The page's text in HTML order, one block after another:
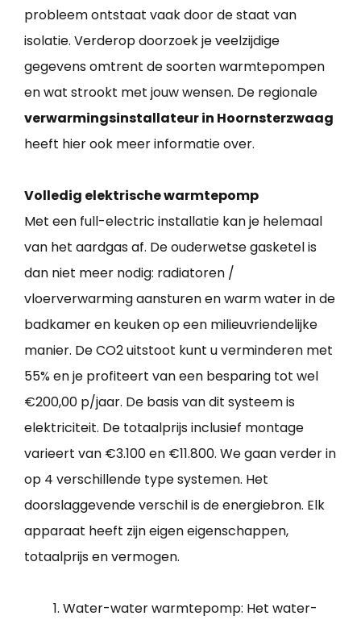
probleem ontstaat vaak door de staat van
isolatie. Verderop doorzoek je veelzijdige
gegevens omtrent de soorten warmtepompen
en wat strookt met jouw wensen. De regionale
verwarmingsinstallateur in Hoornsterzwaag
heeft hier ook meer informatie over.
Volledig elektrische warmtepomp
Met een full-electric installatie kan je helemaal
van het aardgas af. De ouderwetse gasketel is
dan niet meer nodig: radiatoren /
vloerverwarming aansturen en warm water in de
badkamer en keuken op een milieuvriendelijke
manier. De CO2 uitstoot kunt u verminderen met
55% en je profiteert van een besparing tot wel
€200,00 p/jaar. De basis van dit systeem is
elektriciteit. De totaalprijs inclusief montage
varieert van €3.100 en €11.800. We gaan verder in
op 4 verschillende type systemen. Het
doorslaggevende verschil is de energiebron. Elk
apparaat heeft zijn eigen eigenschappen,
totaalprijs en vermogen.
Water-water warmtepomp: Het water-